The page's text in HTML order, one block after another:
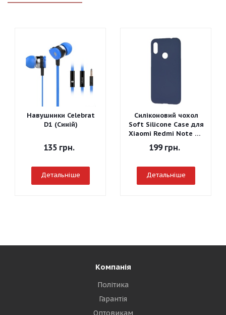
Навушники Celebrat
D1 (Синій)
135грн.
Детальніше
Силіконовий чохол
Soft Silicone Case для
Xiaomi Redmi Note 7 -
Graphite Gray
199грн.
Детальніше
Компанія
Політика
Гарантія
Оптовикам